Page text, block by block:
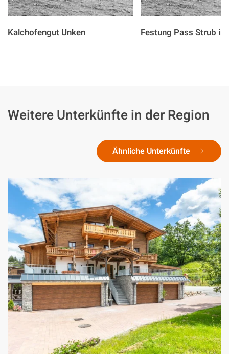
Kalchofengut Unken Festung Pass Strub in
Weitere Unterkünfte in der Region
Ähnliche Unterkünfte